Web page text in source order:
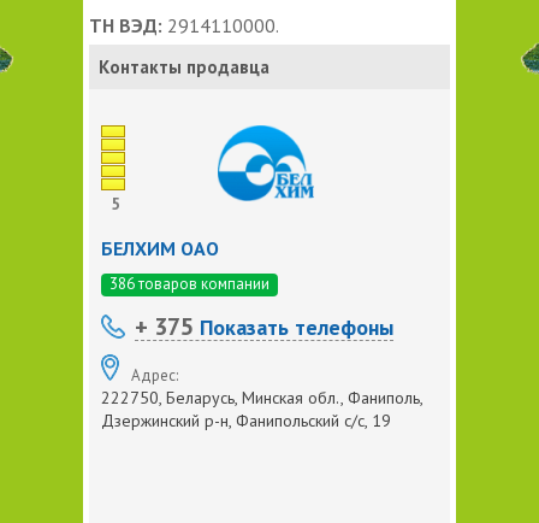
ТН ВЭД: 2914110000.
Контакты продавца
5
БЕЛХИМ ОАО
386 товаров компании
+ 375 Показать телефоны
Адрес:
222750, Беларусь, Минская обл., Фаниполь,
Дзержинский р-н, Фанипольский с/с, 19